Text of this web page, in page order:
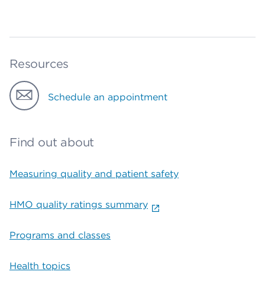
Resources
Schedule an appointment
Find out about
Measuring quality and patient safety
HMO quality ratings summary
Programs and classes
Health topics